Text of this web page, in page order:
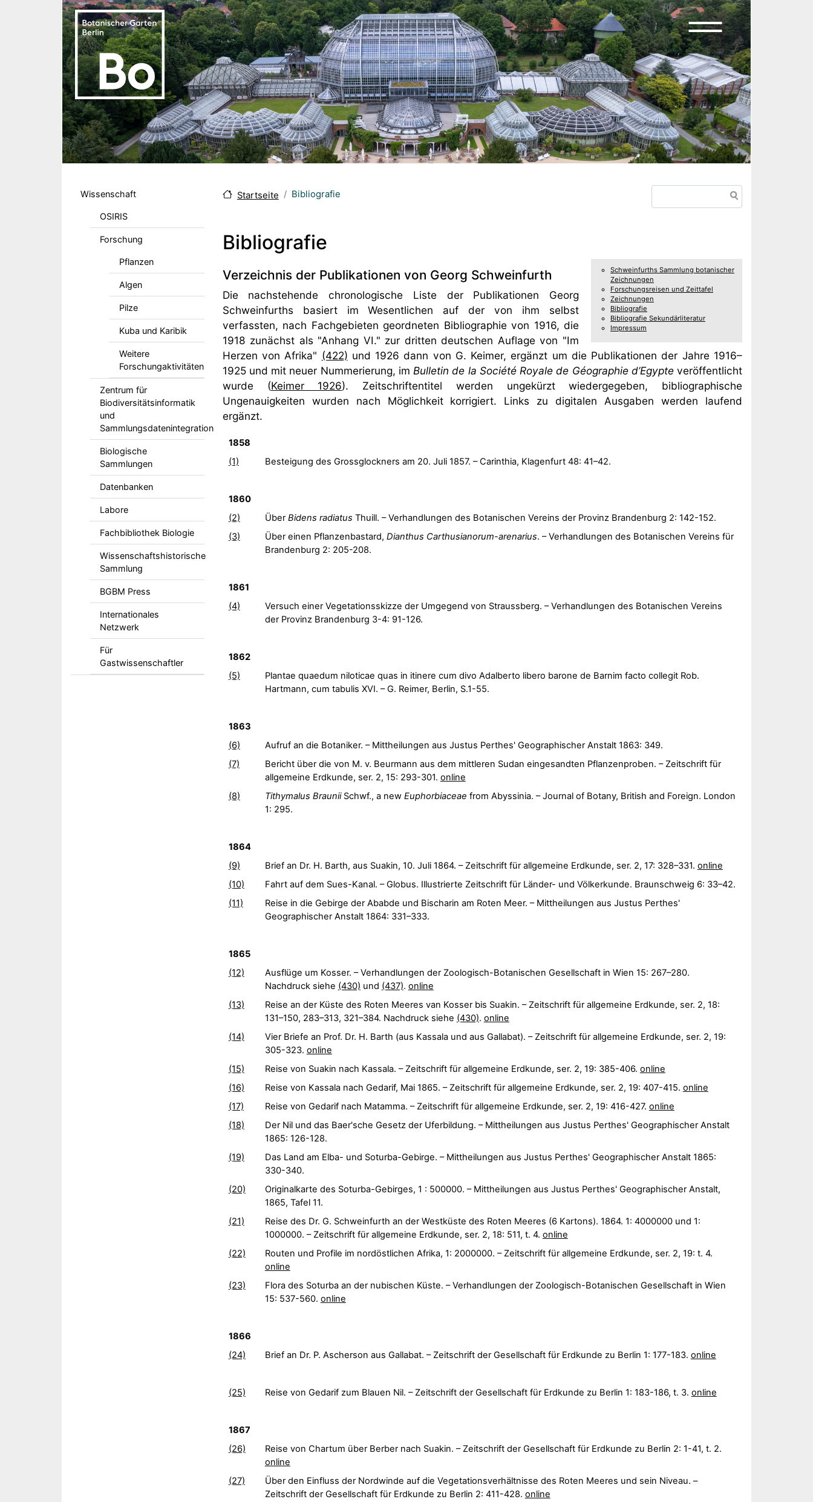
Direkt zum Inhalt
Wissenschaft
OSIRIS
Forschung
Pflanzen
Algen
Pilze
Kuba und Karibik
Weitere
Forschungaktivitäten
Zentrum für
Biodiversitätsinformatik
und
Sammlungsdatenintegration
Biologische
Sammlungen
Datenbanken
Labore
Fachbibliothek Biologie
Wissenschaftshistorische
Sammlung
BGBM Press
Internationales
Netzwerk
Für
Gastwissenschaftler
Startseite Bibliografie
Bibliografie
Schweinfurths Sammlung botanischer
Zeichnungen
Forschungsreisen und Zeittafel
Zeichnungen
Bibliografie
Bibliografie Sekundärliteratur
Impressum
Body
Verzeichnis der Publikationen von Georg Schweinfurth
Die nachstehende chronologische Liste der Publikationen Georg
Schweinfurths basiert im Wesentlichen auf der von ihm selbst
verfassten, nach Fachgebieten geordneten Bibliographie von 1916, die
1918 zunächst als "Anhang VI." zur dritten deutschen Auflage von "Im
Herzen von Afrika" (422) und 1926 dann von G. Keimer, ergänzt um die Publikationen der Jahre 1916–
1925 und mit neuer Nummerierung, im Bulletin de la Société Royale de Géographie d’Egypteveröffentlicht
wurde (Keimer 1926). Zeitschriftentitel werden ungekürzt wiedergegeben, bibliographische
Ungenauigkeiten wurden nach Möglichkeit korrigiert. Links zu digitalen Ausgaben werden laufend
ergänzt.
1858
(1)
Besteigung des Grossglockners am 20. Juli 1857. – Carinthia, Klagenfurt 48: 41–42.
1860
(2)
ÜberBidens radiatus Thuill. – Verhandlungen des Botanischen Vereins der Provinz Brandenburg 2: 142-152.
(3)
Über einen Pflanzenbastard, Dianthus Carthusianorum-arenarius. – Verhandlungen des Botanischen Vereins für
Brandenburg 2: 205-208.
1861
(4)
Versuch einer Vegetationsskizze der Umgegend von Straussberg. – Verhandlungen des Botanischen Vereins
der Provinz Brandenburg 3-4: 91-126.
1862
(5)
Plantae quaedum niloticae quas in itinere cum divo Adalberto libero barone de Barnim facto collegit Rob.
Hartmann, cum tabulis XVI. – G. Reimer, Berlin, S.1-55.
1863
(6)
Aufruf an die Botaniker. – Mittheilungen aus Justus Perthes' Geographischer Anstalt 1863: 349.
(7)
Bericht über die von M. v. Beurmann aus dem mittleren Sudan eingesandten Pflanzenproben. – Zeitschrift für
allgemeine Erdkunde, ser. 2, 15: 293-301. online
(8)
Tithymalus BrauniiSchwf., a new Euphorbiaceae from Abyssinia. – Journal of Botany, British and Foreign. London
1: 295.
1864
(9)
Brief an Dr. H. Barth, aus Suakin, 10. Juli 1864. – Zeitschrift für allgemeine Erdkunde, ser. 2, 17: 328–331. online
(10)
Fahrt auf dem Sues-Kanal. – Globus. Illustrierte Zeitschrift für Länder- und Völkerkunde. Braunschweig 6: 33–42.
(11)
Reise in die Gebirge der Ababde und Bischarin am Roten Meer. – Mittheilungen aus Justus Perthes'
Geographischer Anstalt 1864: 331–333.
1865
(12)
Ausflüge um Kosser. – Verhandlungen der Zoologisch-Botanischen Gesellschaft in Wien 15: 267–280.
Nachdruck siehe (430) und (437). online
(13)
Reise an der Küste des Roten Meeres van Kosser bis Suakin. – Zeitschrift für allgemeine Erdkunde, ser. 2, 18:
131–150, 283–313, 321–384. Nachdruck siehe (430). online
(14)
Vier Briefe an Prof. Dr. H. Barth (aus Kassala und aus Gallabat). – Zeitschrift für allgemeine Erdkunde, ser. 2, 19:
305-323. online
(15)
Reise von Suakin nach Kassala. – Zeitschrift für allgemeine Erdkunde, ser. 2, 19: 385-406. online
(16)
Reise von Kassala nach Gedarif, Mai 1865. – Zeitschrift für allgemeine Erdkunde, ser. 2, 19: 407-415. online
(17)
Reise von Gedarif nach Matamma. – Zeitschrift für allgemeine Erdkunde, ser. 2, 19: 416-427. online
(18)
Der Nil und das Baer'sche Gesetz der Uferbildung. – Mittheilungen aus Justus Perthes' Geographischer Anstalt
1865: 126-128.
(19)
Das Land am Elba- und Soturba-Gebirge. – Mittheilungen aus Justus Perthes' Geographischer Anstalt 1865:
330-340.
(20)
Originalkarte des Soturba-Gebirges, 1 : 500000. – Mittheilungen aus Justus Perthes' Geographischer Anstalt,
1865, Tafel 11.
(21)
Reise des Dr. G. Schweinfurth an der Westküste des Roten Meeres (6 Kartons). 1864. 1: 4000000 und 1:
1000000. – Zeitschrift für allgemeine Erdkunde, ser. 2, 18: 511, t. 4. online
(22)
Routen und Profile im nordöstlichen Afrika, 1: 2000000. – Zeitschrift für allgemeine Erdkunde, ser. 2, 19: t. 4.
online
(23)
Flora des Soturba an der nubischen Küste. – Verhandlungen der Zoologisch-Botanischen Gesellschaft in Wien
15: 537-560. online
1866
(24)
Brief an Dr. P. Ascherson aus Gallabat. – Zeitschrift der Gesellschaft für Erdkunde zu Berlin 1: 177-183. online
(25) Reise von Gedarif zum Blauen Nil. – Zeitschrift der Gesellschaft für Erdkunde zu Berlin 1: 183-186, t. 3. online
1867
(26)
Reise von Chartum über Berber nach Suakin. – Zeitschrift der Gesellschaft für Erdkunde zu Berlin 2: 1-41, t. 2.
online
(27)
Über den Einfluss der Nordwinde auf die Vegetationsverhältnisse des Roten Meeres und sein Niveau. –
Zeitschrift der Gesellschaft für Erdkunde zu Berlin 2: 411-428. online